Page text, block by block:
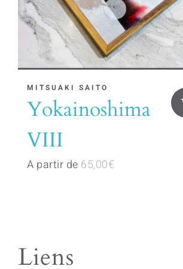
MITSUAKI SAITO
Yokainoshima
VIII
A partir de 65,00€
This
product
has
multiple
variants.
be
chosen
Liens